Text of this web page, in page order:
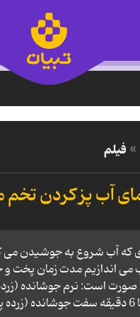
فیلم
آب پز کردن تخم
که آب شروع به جوشیدن می
می اندازیم مدت زمان پخت
صورت است: نرم جوشانده